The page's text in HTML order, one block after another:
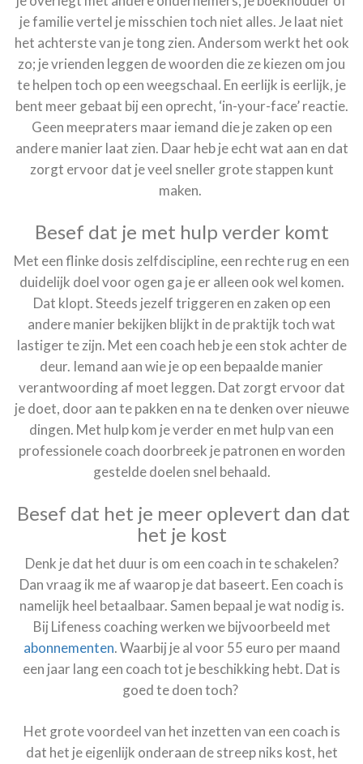
je familie vertel je misschien toch niet alles. Je laat niet
het achterste van je tong zien. Andersom werkt het ook
zo; je vrienden leggen de woorden die ze kiezen om jou
te helpen toch op een weegschaal. En eerlijk is eerlijk, je
bent meer gebaat bij een oprecht, ‘in-your-face’ reactie.
Geen meepraters maar iemand die je zaken op een
andere manier laat zien. Daar heb je echt wat aan en dat
zorgt ervoor dat je veel sneller grote stappen kunt
maken.
Besef dat je met hulp verder komt
Met een flinke dosis zelfdiscipline, een rechte rug en een
duidelijk doel voor ogen ga je er alleen ook wel komen.
Dat klopt. Steeds jezelf triggeren en zaken op een
andere manier bekijken blijkt in de praktijk toch wat
lastiger te zijn. Met een coach heb je een stok achter de
deur. Iemand aan wie je op een bepaalde manier
verantwoording af moet leggen. Dat zorgt ervoor dat
je doet, door aan te pakken en na te denken over nieuwe
dingen. Met hulp kom je verder en met hulp van een
professionele coach doorbreek je patronen en worden
gestelde doelen snel behaald.
Besef dat het je meer oplevert dan dat
het je kost
Denk je dat het duur is om een coach in te schakelen?
Dan vraag ik me af waarop je dat baseert. Een coach is
namelijk heel betaalbaar. Samen bepaal je wat nodig is.
Bij Lifeness coaching werken we bijvoorbeeld met
abonnementen. Waarbij je al voor 55 euro per maand
een jaar lang een coach tot je beschikking hebt. Dat is
goed te doen toch?
Het grote voordeel van het inzetten van een coach is
dat het je eigenlijk onderaan de streep niks kost, het